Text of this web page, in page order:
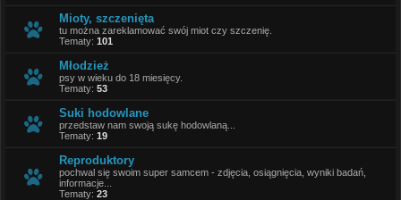
Mioty, szczenięta
tu można zareklamować swój miot czy szczenię.
Tematy: 101
Młodzież
psy w wieku do 18 miesięcy.
Tematy: 53
Suki hodowlane
przedstaw nam swoją sukę hodowlaną...
Tematy: 19
Reproduktory
pochwal się swoim super samcem - zdjęcia, osiągnięcia, wyniki badań,
informacje...
Tematy: 23